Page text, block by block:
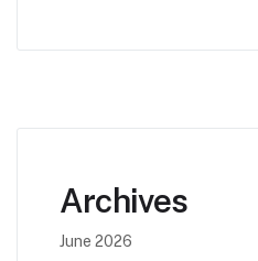
Archives
June 2026